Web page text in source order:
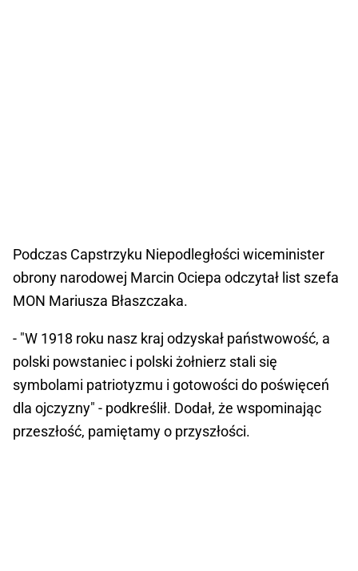
Podczas Capstrzyku Niepodległości wiceminister
obrony narodowej Marcin Ociepa odczytał list szefa
MON Mariusza Błaszczaka.
- "W 1918 roku nasz kraj odzyskał państwowość, a
polski powstaniec i polski żołnierz stali się
symbolami patriotyzmu i gotowości do poświęceń
dla ojczyzny" - podkreślił. Dodał, że wspominając
przeszłość, pamiętamy o przyszłości.